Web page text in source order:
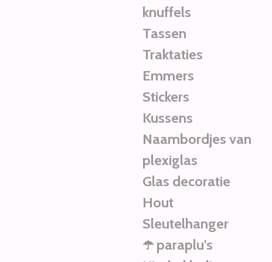
knuffels
Tassen
Traktaties
Emmers
Stickers
Kussens
Naambordjes van
plexiglas
Glas decoratie
Hout
Sleutelhanger
☂️ paraplu's